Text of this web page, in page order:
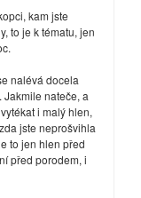
kam jste
to je k tématu, jen
nalévá docela
Jakmile nateče, a
i malý hlen,
jste neprošvihla
to jen hlen před
před porodem, i